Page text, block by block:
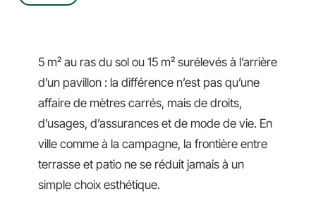
5 m² au ras du sol ou 15 m² surélevés à l’arrière
d’un pavillon : la différence n’est pas qu’une
affaire de mètres carrés, mais de droits,
d’usages, d’assurances et de mode de vie. En
ville comme à la campagne, la frontière entre
terrasse et patio ne se réduit jamais à un
simple choix esthétique.